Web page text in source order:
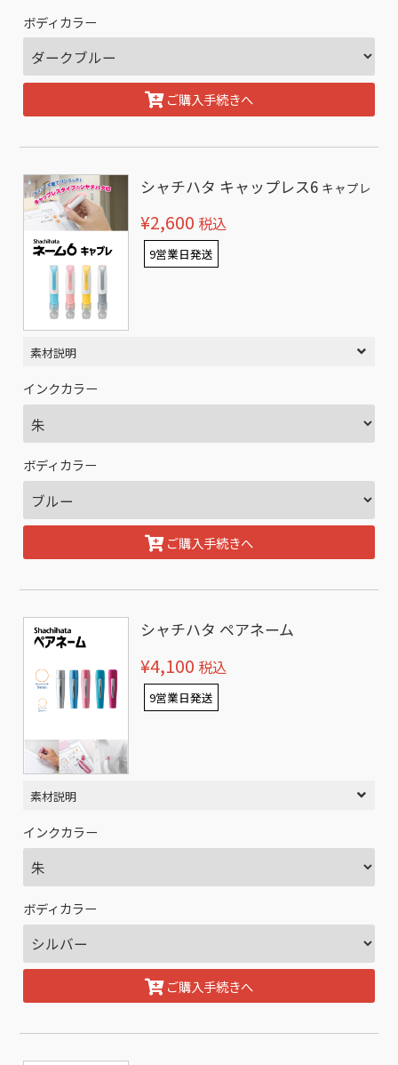
ボディカラー
ご購入手続きへ
シャチハタ キャップレス6 キャプレ
¥2,600 税込
9営業日発送
素材説明
インクカラー
ボディカラー
ご購入手続きへ
シャチハタ ペアネーム
¥4,100 税込
9営業日発送
素材説明
インクカラー
ボディカラー
ご購入手続きへ